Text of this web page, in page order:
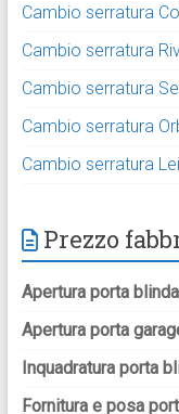
Cambio serratura
Cambio serratura
Cambio serratura
Cambio serratura
Cambio serratura
Prezzo
Apertura porta
Apertura porta
Inquadratura porta
Fornitura e posa